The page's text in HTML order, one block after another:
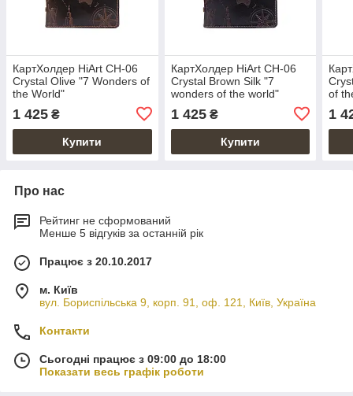
КартХолдер HiArt CH-06
Crystal Olive "7 Wonders of
the World"
1 425 ₴
Купити
КартХолдер HiArt CH-06
Crystal Brown Silk "7
wonders of the world"
1 425₴
Купити
of
1
Про нас
Рейтинг не сформований
Менше 5 відгуків за останній рік
Працює з 20.10.2017
м. Київ
вул. Бориспільська 9, корп. 91, оф. 121, Київ, Україна
Контакти
Сьогодні працює з 09:00 до 18:00
Показати весь графік роботи